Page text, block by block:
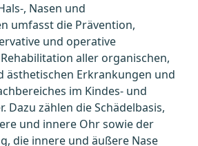
, Nasen und
umfasst die Prävention,
und operative
aller organischen,
ästhetischen Erkrankungen und
im Kindes- und
Dazu zählen die Schädelbasis,
und innere Ohr sowie der
die innere und äußere Nase